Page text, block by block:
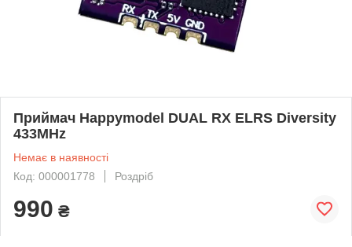
Приймач Happymodel DUAL RX ELRS Diversity
433MHz
Немає в наявності
Код: 000001778
Роздріб
990 ₴